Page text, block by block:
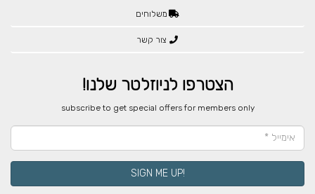
משלוחים
צור קשר
הצטרפו לניוזלטר שלנו!
​subscribe to get special offers for members only
!SIGN ME UP